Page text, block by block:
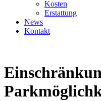
Kosten
Erstattung
News
Kontakt